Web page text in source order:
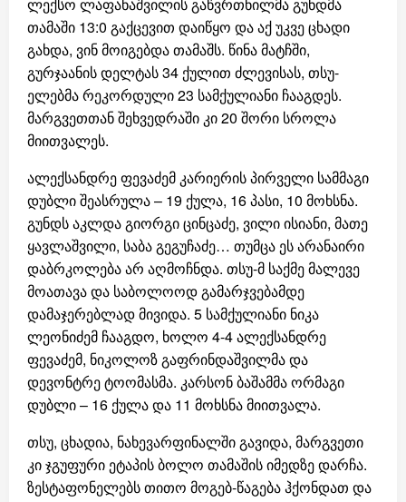
ლექსო ლაფანაშვილის გაწვრთნილმა გუნდმა
თამაში 13:0 გაქცევით დაიწყო და აქ უკვე ცხადი
გახდა, ვინ მოიგებდა თამაშს. წინა მატჩში,
გურჯაანის დელტას 34 ქულით ძლევისას, თსუ-
ელებმა რეკორდული 23 სამქულიანი ჩააგდეს.
მარგვეთთან შეხვედრაში კი 20 შორი სროლა
მიითვალეს.
ალექსანდრე ფევაძემ კარიერის პირველი სამმაგი
დუბლი შეასრულა – 19 ქულა, 16 პასი, 10 მოხსნა.
გუნდს აკლდა გიორგი ცინცაძე, ვილი ისიანი, მათე
ყავლაშვილი, საბა გეგუჩაძე… თუმცა ეს არანაირი
დაბრკოლება არ აღმოჩნდა. თსუ-მ საქმე მალევე
მოათავა და საბოლოოდ გამარჯვებამდე
დამაჯერებლად მივიდა. 5 სამქულიანი ნიკა
ლეონიძემ ჩააგდო, ხოლო 4-4 ალექსანდრე
ფევაძემ, ნიკოლოზ გაფრინდაშვილმა და
დევონტრე ტოომასმა. კარსონ ბაშამმა ორმაგი
დუბლი – 16 ქულა და 11 მოხსნა მიითვალა.
თსუ, ცხადია, ნახევარფინალში გავიდა, მარგვეთი
კი ჯგუფური ეტაპის ბოლო თამაშის იმედზე დარჩა.
ზესტაფონელებს თითო მოგებ-წაგება ჰქონდათ და